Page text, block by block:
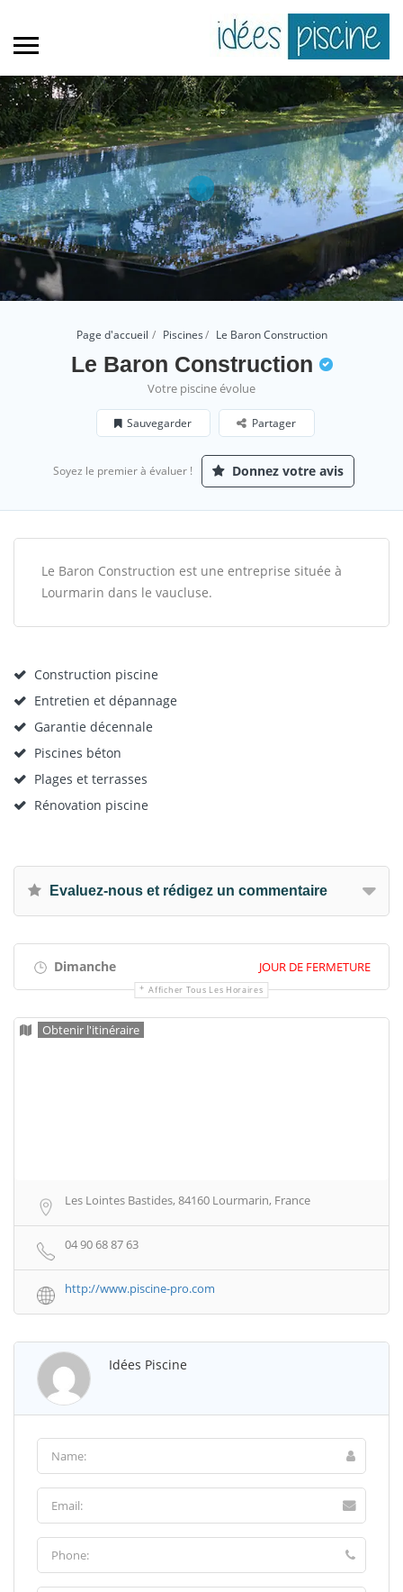
Page d'accueil Piscines Le Baron Construction
Le Baron Construction
Votre piscine évolue
Sauvegarder Partager
Soyez le premier à évaluer ! Donnez votre avis
Le Baron Construction est une entreprise située à
Lourmarin dans le vaucluse.
Construction piscine
Entretien et dépannage
Garantie décennale
Piscines béton
Plages et terrasses
Rénovation piscine
Evaluez-nous et rédigez un commentaire
Dimanche JOUR DE FERMETURE
Afficher Tous Les Horaires
Obtenir l'itinéraire
Les Lointes Bastides, 84160 Lourmarin, France
04 90 68 87 63
http://www.piscine-pro.com
Idées Piscine